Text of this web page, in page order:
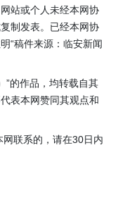
站或个人未经本网协
制发表。已经本网协
“稿件来源：临安新闻
”的作品，均转载自其
表本网赞同其观点和
联系的，请在30日内